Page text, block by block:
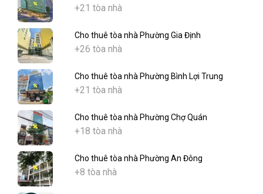
+21 tòa nhà
Cho thuê tòa nhà Phường Gia Định
+26 tòa nhà
Cho thuê tòa nhà Phường Bình Lợi Trung
+21 tòa nhà
Cho thuê tòa nhà Phường Chợ Quán
+18 tòa nhà
Cho thuê tòa nhà Phường An Đông
+8 tòa nhà